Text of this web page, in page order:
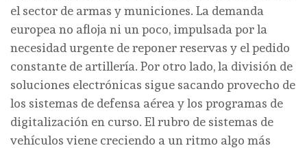
el sector de armas y municiones. La demanda
europea no afloja ni un poco, impulsada por la
necesidad urgente de reponer reservas y el pedido
constante de artillería. Por otro lado, la división de
soluciones electrónicas sigue sacando provecho de
los sistemas de defensa aérea y los programas de
digitalización en curso. El rubro de sistemas de
vehículos viene creciendo a un ritmo algo más